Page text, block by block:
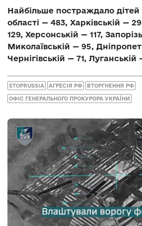
Найбільше постраждало дітей
області — 483, Харківській —
129, Херсонській — 117,
Миколаївській — 95,
Чернігівській — 71, Луганській
STOPRUSSIA АГРЕСІЯ РФ ВТОРГНЕННЯ РФ
ОФІС ГЕНЕРАЛЬНОГО ПРОКУРОРА УКРАЇНИ